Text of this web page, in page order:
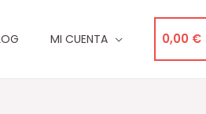
MI CUENTA 0,00 €